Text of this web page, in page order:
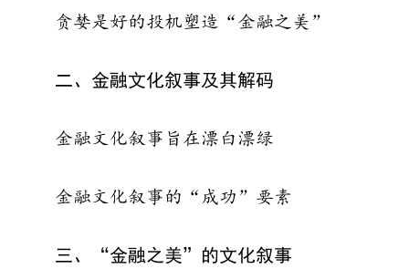
贪婪是好的投机塑造“金融之美”
二、金融文化叙事及其解码
金融文化叙事旨在漂白漂绿
金融文化叙事的“成功”要素
三、“金融之美”的文化叙事